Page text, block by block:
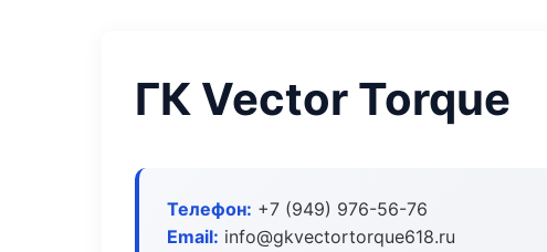
ГК Vector Torque
Телефон: +7 (949) 976-56-76
Email: info@gkvectortorque618.ru